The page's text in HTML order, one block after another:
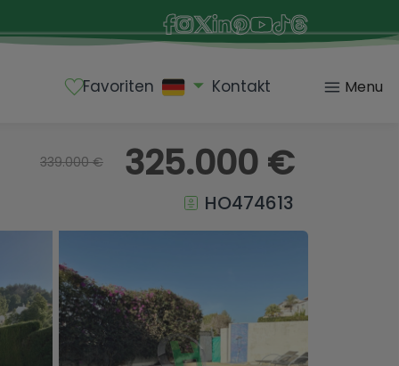
Favoriten Kontakt Menu
339.000 € 325.000 €
HO474613